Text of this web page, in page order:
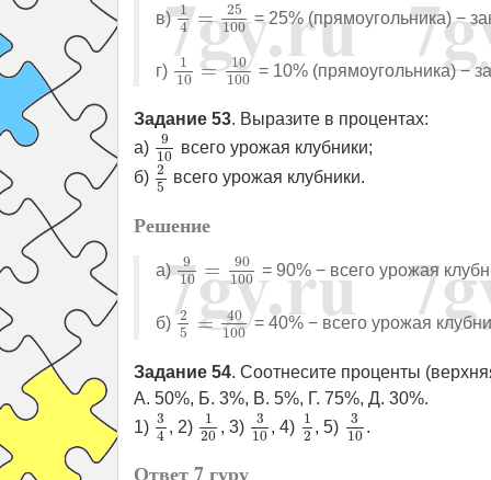
в) 1
4
=
25
100
= 25% (прямоугольника) −
г)
1
10 =
10
100
110=10100
= 10% (прямоугольника) −
Задание 53. Выразите в процентах:
а)
9
10
910
всего урожая клубники;
б) 2
5
25
всего урожая клубники.
Решение
а) 9
10 =
90
100
910 90100
= 90% − всего урожая
б) 2
5
=
40
100
2 =40100
= 40% − всего урожая
Задание 54. Соотнесите проценты
A. 50%, Б. 3%, В. 5%, Г. 75%, Д. 30%.
1) 3
4
3
, 2)
1
20
120
, 3)
3
10
310
, 4) 1
2
1
, 5)
3
10
310
.
Ответ 7 гуру